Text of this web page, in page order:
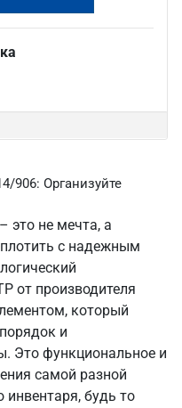
906: Организуйте
это не мечта, а
с надежным
от производителя
который
и
Это функциональное и
самой разной
инвентаря, будь то